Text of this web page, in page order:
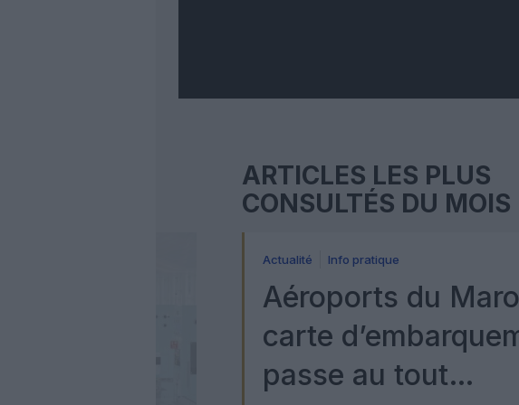
ARTICLES LES PLUS
CONSULTÉS DU MOIS
Actualité Info pratique
Aéroports du
carte
passe au tout